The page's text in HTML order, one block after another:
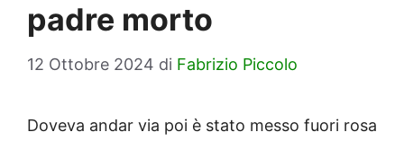
padre morto
12 Ottobre 2024 di Fabrizio Piccolo
Doveva andar via poi è stato messo fuori rosa